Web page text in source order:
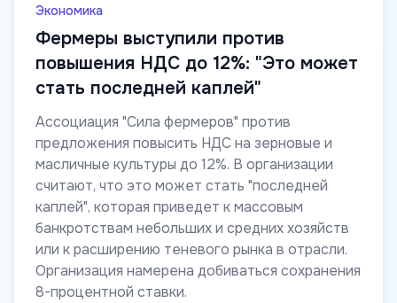
Экономика
Фермеры выступили против
повышения НДС до 12%: "Это может
стать последней каплей"
Ассоциация "Сила фермеров" против
предложения повысить НДС на зерновые и
масличные культуры до 12%. В организации
считают, что это может стать "последней
каплей", которая приведет к массовым
банкротствам небольших и средних хозяйств
или к расширению теневого рынка в отрасли.
Организация намерена добиваться сохранения
8-процентной ставки.